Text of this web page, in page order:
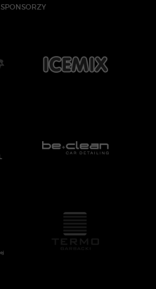
SPONSORZY